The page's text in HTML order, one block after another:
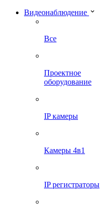
Видеонаблюдение
Все
Проектное
оборудование
IP камеры
Камеры 4в1
IP регистраторы